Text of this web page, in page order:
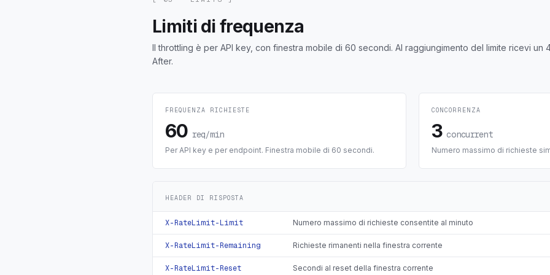
Limiti di frequenza
Il throttling è per API key, con finestra mobile di 60 secondi. Al raggiungimento del limite ricevi un
After.
FREQUENZA RICHIESTE
60 req/min
Per API key e per endpoint. Finestra mobile di 60 secondi.
CONCORRENZA
3 concurrent
Numero massimo di richieste
HEADER DI RISPOSTA
X-RateLimit-Limit Numero massimo di richieste consentite al minuto
X-RateLimit-Remaining Richieste rimanenti nella finestra corrente
X-RateLimit-Reset Secondi al reset della finestra corrente